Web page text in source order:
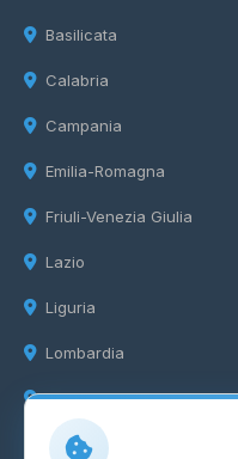
Basilicata
Calabria
Campania
Emilia-Romagna
Friuli-Venezia Giulia
Lazio
Liguria
Lombardia
Marche